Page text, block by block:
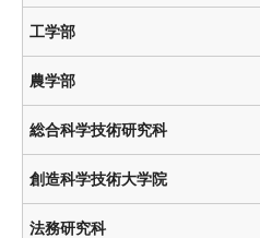
工学部
農学部
総合科学技術研究科
創造科学技術大学院
法務研究科